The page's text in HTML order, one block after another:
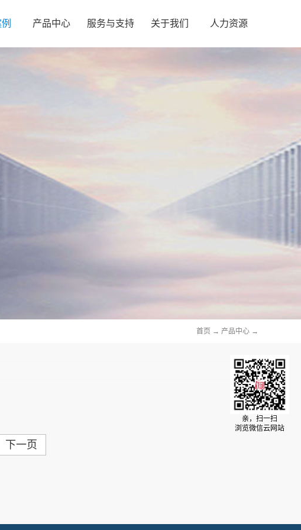
产品中心 服务与支持 关于我们 人力资源
首页 → 产品中心 →
下一页
亲，扫一扫
浏览微信云网站